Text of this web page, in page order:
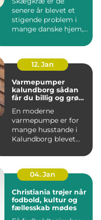
senere år blevet et
stigende problem i
mange danske hjem,
undtagels...
12. Jan
Varmepumper
kalundborg sådan
får du billig og grøn
En moderne
varmepumpe er for
mange husstande i
Kalundborg blevet
varmeregning...
04. Jan
Christiania trøjer når
fodbold, kultur og
fællesskab mødes